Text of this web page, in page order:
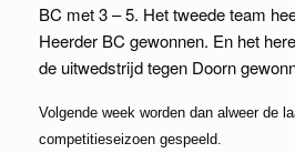
BC met 3 – 5. Het tweede team
Heerder BC gewonnen. En het
de uitwedstrijd tegen Doorn
Volgende week worden dan alweer de
competitieseizoen gespeeld.